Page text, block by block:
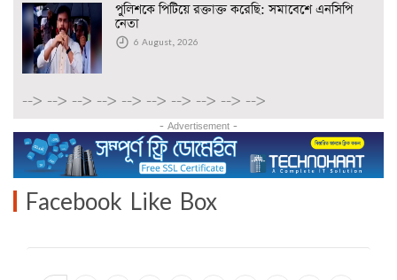
পুলিশকে পিটিয়ে রক্তাক্ত করেছি: সমাবেশে এনসিপি
নেতা
6 August, 2026
--> --> --> --> --> --> --> --> --> -->
- Advertisement -
Facebook Like Box